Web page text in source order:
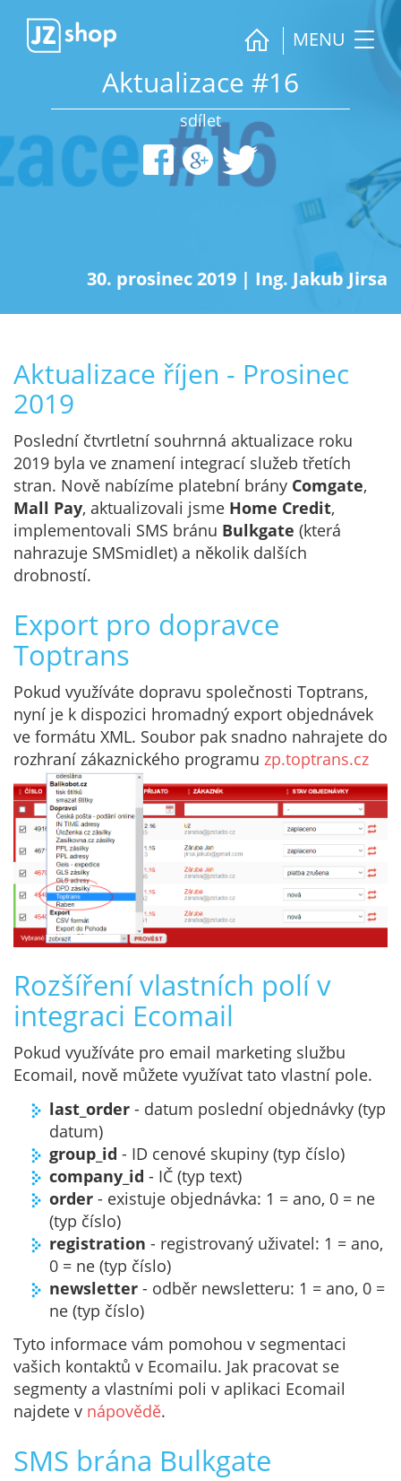
MENU
Aktualizace #16
sdílet
30. prosinec 2019 | Ing. Jakub Jirsa
Aktualizace říjen - Prosinec
2019
Poslední čtvrtletní souhrnná aktualizace roku
2019 byla ve znamení integrací služeb třetích
stran. Nově nabízíme platební brány Comgate,
Mall Pay, aktualizovali jsme Home Credit,
implementovali SMS bránu Bulkgate (která
nahrazuje SMSmidlet) a několik dalších
drobností.
Export pro dopravce
Toptrans
Pokud využíváte dopravu společnosti Toptrans,
nyní je k dispozici hromadný export objednávek
ve formátu XML. Soubor pak snadno nahrajete do
rozhraní zákaznického programu zp.toptrans.cz
Rozšíření vlastních polí v
integraci Ecomail
Pokud využíváte pro email marketing službu
Ecomail, nově můžete využívat tato vlastní pole.
last_order - datum poslední objednávky (typ
datum)
group_id - ID cenové skupiny (typ číslo)
company_id - IČ (typ text)
order - existuje objednávka: 1 = ano, 0 = ne
(typ číslo)
registration - registrovaný uživatel: 1 = ano,
0 = ne (typ číslo)
newsletter - odběr newsletteru: 1 = ano, 0 =
ne (typ číslo)
Tyto informace vám pomohou v segmentaci
vašich kontaktů v Ecomailu. Jak pracovat se
segmenty a vlastními poli v aplikaci Ecomail
najdete v nápovědě.
SMS brána Bulkgate